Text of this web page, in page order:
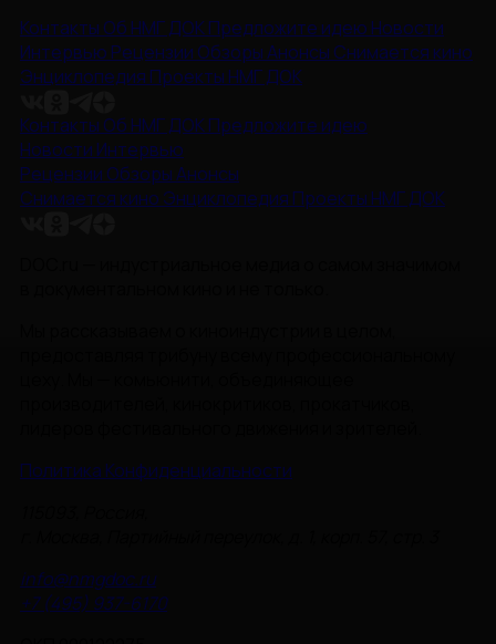
Контакты Об НМГ ДОКПредложите идею Новости
Интервью Рецензии ОбзорыАнонсы Снимается кино
Энциклопедия Проекты НМГ ДОК
Контакты Об НМГ ДОКПредложите идею
Новости Интервью
Рецензии ОбзорыАнонсы
Снимается кино Энциклопедия Проекты НМГ ДОК
Политика Конфиденциальности
info@nmgdoc.ru
+7 (495) 937-6170